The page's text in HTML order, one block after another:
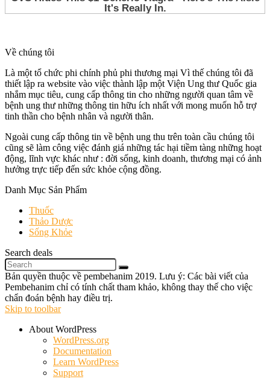
Về chúng tôi
Là một tổ chức phi chính phủ phi thương mại Vì thế chúng tôi đã
thiết lập ra website vào việc thành lập một Viện Ung thư Quốc gia
nhắm mục tiêu, cung cấp thông tin cho những người quan tâm về
bệnh ung thư những thông tin hữu ích nhất với mong muốn hỗ trợ
tinh thần cho bệnh nhân và người thân.
Ngoài cung cấp thông tin về bệnh ung thu trên toàn cầu chúng tôi
cũng sẽ làm công việc đánh giá những tác hại tiềm tàng những hoạt
động, lĩnh vực khác như : đời sống, kinh doanh, thương mại có ảnh
hưởng trực tiếp đến sức khỏe cộng đồng.
Danh Mục Sản Phẩm
Thuốc
Thảo Dược
Sống Khỏe
Search deals
Bản quyền thuộc về pembehanim 2019. Lưu ý: Các bài viết của
Pembehanim chỉ có tính chất tham khảo, không thay thế cho việc
chẩn đoán bệnh hay điều trị.
Skip to toolbar
About WordPress
WordPress.org
Documentation
Learn WordPress
Support